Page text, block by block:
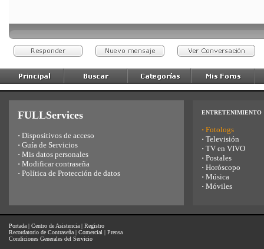
FULLServices
· Dispositivos de acceso
· Guía de Servicios
· Mis datos personales
· Modificar contraseña
· Política de Protección de datos
ENTRETENIMIENTO
· Fotologs
· Televisión
· TV en VIVO
· Postales
· Horóscopo
· Música
· Móviles
Portada | Centro de Asistencia | Registro
Recordatorio de Contraseña | Comercial | Prensa
Condiciones Generales del Servicio